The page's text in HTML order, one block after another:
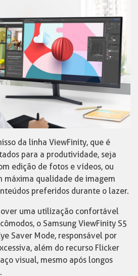
da linha ViewFinity, que é
para a produtividade, seja
edição de fotos e vídeos, ou
máxima qualidade de imagem
preferidos durante o lazer.
uma utilização confortável
o Samsung ViewFinity S5
Saver Mode, responsável por
além do recurso Flicker
visual, mesmo após longos